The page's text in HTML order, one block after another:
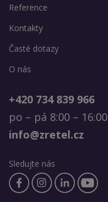
Reference
Kontakty
Časté dotazy
O nás
+420 734 839 966
po – pá 8:00 – 16:00
info@zretel.cz
Sledujte nás